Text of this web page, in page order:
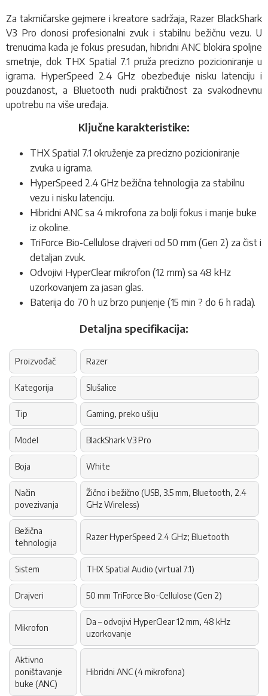
Za takmičarske gejmere i kreatore sadržaja, Razer BlackShark
V3 Pro donosi profesionalni zvuk i stabilnu bežičnu vezu. U
trenucima kada je fokus presudan, hibridni ANC blokira spoljne
smetnje, dok THX Spatial 7.1 pruža precizno pozicioniranje u
igrama. HyperSpeed 2.4 GHz obezbeđuje nisku latenciju i
pouzdanost, a Bluetooth nudi praktičnost za svakodnevnu
upotrebu na više uređaja.
Ključne karakteristike:
THX Spatial 7.1 okruženje za precizno pozicioniranje
zvuka u igrama.
HyperSpeed 2.4 GHz bežična tehnologija za stabilnu
vezu i nisku latenciju.
Hibridni ANC sa 4 mikrofona za bolji fokus i manje buke
iz okoline.
TriForce Bio-Cellulose drajveri od 50 mm (Gen 2) za čist i
detaljan zvuk.
Odvojivi HyperClear mikrofon (12 mm) sa 48 kHz
uzorkovanjem za jasan glas.
Baterija do 70 h uz brzo punjenje (15 min ? do 6 h rada).
Detaljna specifikacija:
Proizvođač Razer
Kategorija Slušalice
Tip Gaming, preko ušiju
Model BlackShark V3 Pro
Boja White
Način
povezivanja
Žično i bežično (USB, 3.5 mm, Bluetooth, 2.4
GHz Wireless)
Bežična
tehnologija
Razer HyperSpeed 2.4 GHz; Bluetooth
Sistem THX Spatial Audio (virtual 7.1)
Drajveri 50 mm TriForce Bio-Cellulose (Gen 2)
Mikrofon
Da – odvojivi HyperClear 12 mm, 48 kHz
uzorkovanje
Aktivno
poništavanje
buke (ANC)
Hibridni ANC (4 mikrofona)